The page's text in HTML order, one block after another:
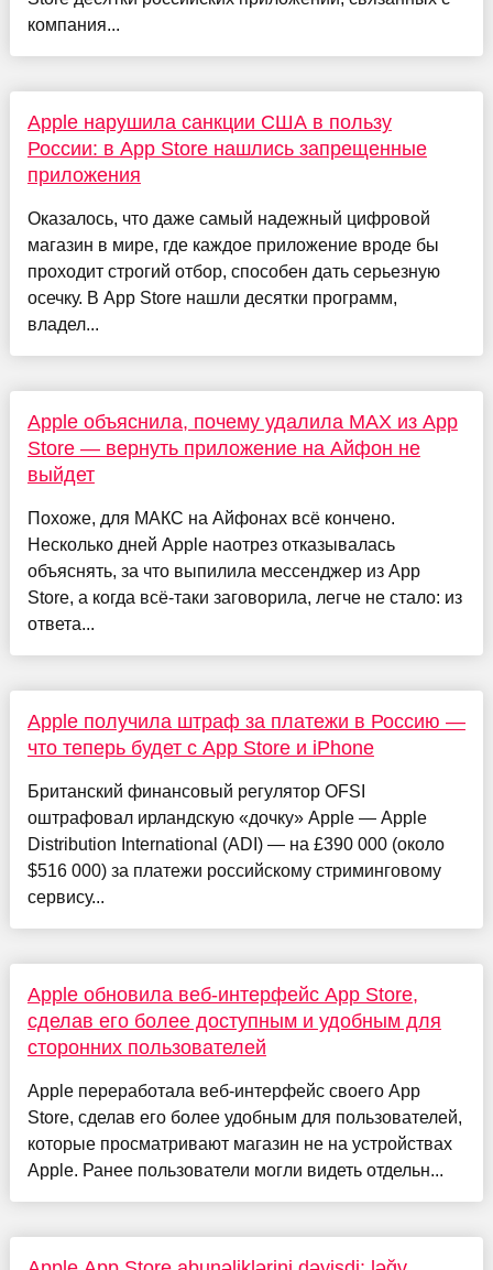
компания...
Apple нарушила санкции США в пользу
России: в App Store нашлись запрещенные
приложения
Оказалось, что даже самый надежный цифровой
магазин в мире, где каждое приложение вроде бы
проходит строгий отбор, способен дать серьезную
осечку. В App Store нашли десятки программ,
владел...
Apple объяснила, почему удалила MAX из App
Store — вернуть приложение на Айфон не
выйдет
Похоже, для МАКС на Айфонах всё кончено.
Несколько дней Apple наотрез отказывалась
объяснять, за что выпилила мессенджер из App
Store, а когда всё-таки заговорила, легче не стало: из
ответа...
Apple получила штраф за платежи в Россию —
что теперь будет с App Store и iPhone
Британский финансовый регулятор OFSI
оштрафовал ирландскую «дочку» Apple — Apple
Distribution International (ADI) — на £390 000 (около
$516 000) за платежи российскому стриминговому
сервису...
Apple обновила веб-интерфейс App Store,
сделав его более доступным и удобным для
сторонних пользователей
Apple переработала веб-интерфейс своего App
Store, сделав его более удобным для пользователей,
которые просматривают магазин не на устройствах
Apple. Ранее пользователи могли видеть отдельн...